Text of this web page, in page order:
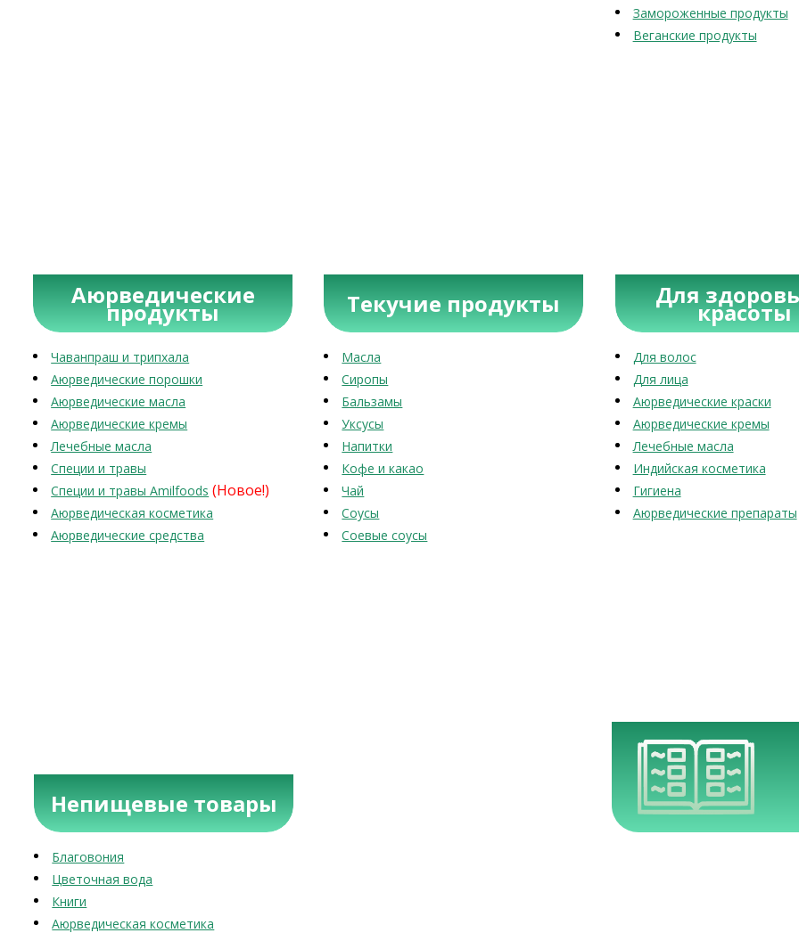
Замороженные продукты
Веганские продукты
Аюрведические
продукты
Чаванпраш и трипхала
Аюрведические порошки
Аюрведические масла
Аюрведические кремы
Лечебные масла
Специи и травы
Специи и травы Amilfoods (Новое!)
Аюрведическая косметика
Аюрведические средства
Текучие продукты
Масла
Сиропы
Бальзамы
Уксусы
Напитки
Кофе и какао
Чай
Соусы
Соевые соусы
Для
красоты
Для волос
Для лица
Аюрведические краски
Аюрведические кремы
Лечебные масла
Индийская косметика
Гигиена
Аюрведические препараты
Непищевые товары
Благовония
Цветочная вода
Книги
Аюрведическая косметика